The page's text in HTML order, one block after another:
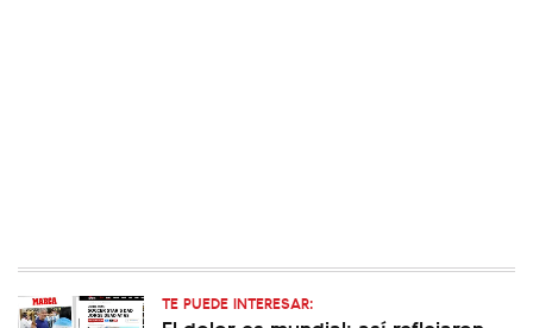
TE PUEDE INTERESAR: